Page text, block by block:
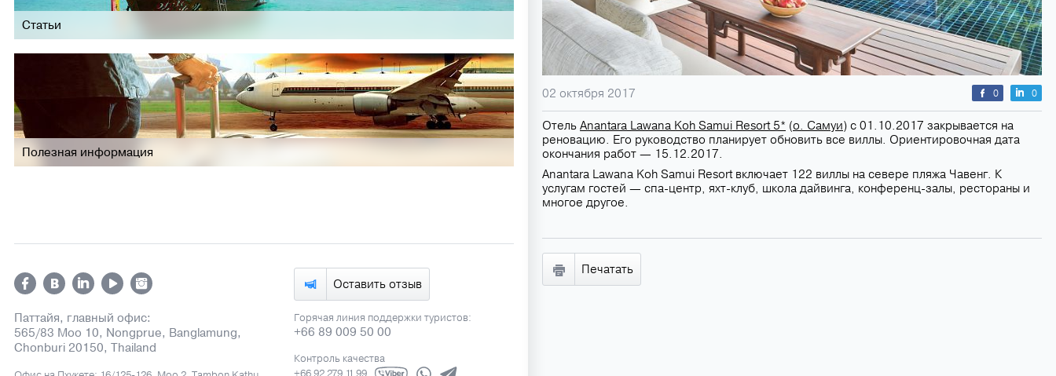
Статьи
Полезная информация
Оставить отзыв
Паттайя, главный офис:
565/83 Moo 10, Nongprue, Banglamung,
Chonburi 20150, Thailand
Горячая линия поддержки туристов:
+66 89 009 50 00
Контроль качества
02 октября 2017 0 0
Отель Anantara Lawana Koh Samui Resort 5* (о. Самуи) с 01.10.2017 закрывается на
реновацию. Его руководство планирует обновить все виллы. Ориентировочная дата
окончания работ — 15.12.2017.
Anantara Lawana Koh Samui Resort включает 122 виллы на севере пляжа Чавенг. К
услугам гостей — спа-центр, яхт-клуб, школа дайвинга, конференц-залы, рестораны и
многое другое.
Печатать